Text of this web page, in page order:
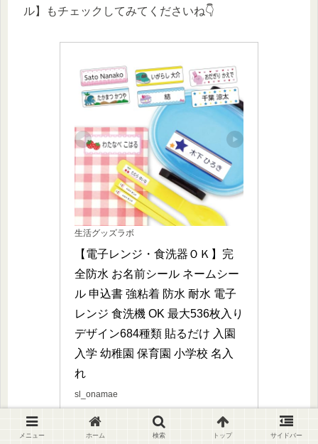
ル】もチェックしてみてくださいね👇
生活グッズラボ
【電子レンジ・食洗器ＯＫ】完
全防水 お名前シール ネームシー
ル 申込書 強粘着 防水 耐水 電子
レンジ 食洗機 OK 最大536枚入り
デザイン684種類 貼るだけ 入園
入学 幼稚園 保育園 小学校 名入
れ
sl_onamae
Amazonで見る
メニュー ホーム 検索 トップ サイドバー